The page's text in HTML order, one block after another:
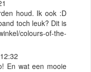
houd. Ik ook :D
toch leuk? Dit is
colours-of-the-
En wat een mooie